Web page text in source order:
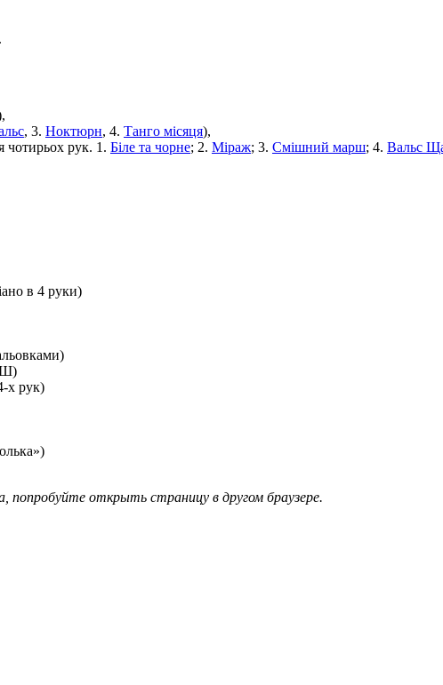
, 3. Ноктюрн, 4. Танго місяця),
чотирьох рук. 1. Біле та чорне; 2. Міраж; 3. Смішний марш; 4. Вальс
в 4 руки)
х рук)
попробуйте открыть страницу в другом браузере.